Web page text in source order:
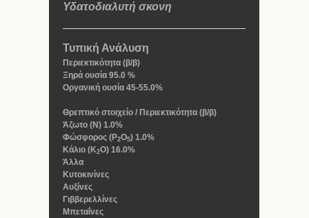
Υδατοδιαλυτή σκονη
Τυπική Ανάλυση
Περιεκτικότητα (β/β)
Ξηρά ουσία 95.0 %
Οργανική ουσία 45-55.0%
Θρεπτικό στοιχείο / Περιεκτικότητα (β/β)
Άζωτο (Ν) 1.0%
Φώσφορος (P2O5) 1.0%
Κάλιο (Κ2Ο) 16.0%
Άλλα
Κυτοκινίνες
Αυξίνες
Γιββερελλίνες
Μπεταΐνες